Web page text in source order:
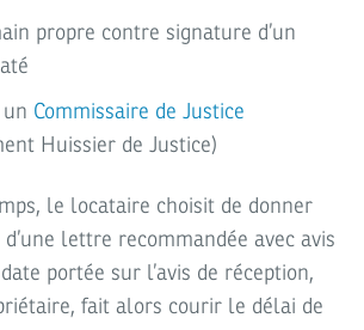
propre contre signature d’un
Commissaire de Justice
Huissier de Justice)
le locataire choisit de donner
lettre recommandée avec avis
portée sur l’avis de réception,
fait alors courir le délai de